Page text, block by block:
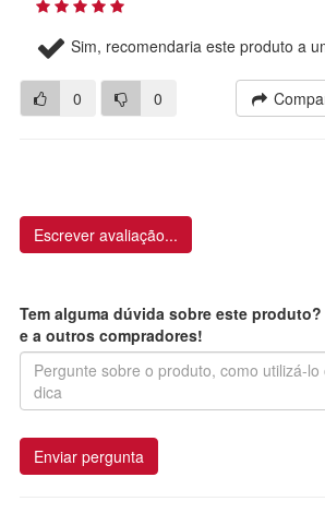
Sim, recomendaria este produto a
0 0
Escrever avaliação...
Tem alguma dúvida sobre este
e a outros compradores!
Enviar pergunta